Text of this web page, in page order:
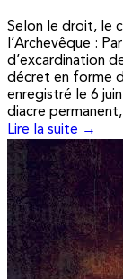
Selon le droit, le
l’Archevêque :
d’excardination
décret en forme
enregistré le 6
diacre
Lire la suite →